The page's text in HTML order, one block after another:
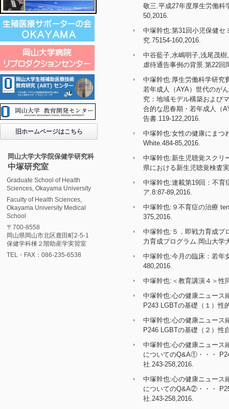
敬三.平成27年度厚生労働科
50,2016.
中塚幹也:第31回小児保健セ
究.75154-160,2016.
中谷藍子,水嶋明子,浅尾茂
虐待通告事例の背景.第22回
中塚幹也:厚生労働科学研究
若年成人（AYA）世代のが
究：地域モデル構築および
合的な思春期・若年成人（
告書.119-122,2016.
中塚幹也:女性の健康にま
White.484-85,2016.
中塚幹也:新生児聴覚スクリ
県における新生児聴覚検査
中塚幹也:連載第19回：不育
ア.8:87-89,2016.
中塚幹也:９不育症の治療
375,2016.
中塚幹也:５．即戦力育成プ
力育成プログラム.岡山大学
中塚幹也:今月の臨床：若年
480,2016.
中塚幹也:＜教育講演４＞性
中塚幹也:心の健康ニュース
P243 LGBTの基礎（１）性
中塚幹也:心の健康ニュース
P246 LGBTの基礎（２）性
中塚幹也:心の健康ニュース
についてのQ&A①・・・
社.243-258,2016.
中塚幹也:心の健康ニュース
についてのQ&A②・・・
社.243-258,2016.
旧ホームページはこちら
岡山大学大学院保健学研究科
中塚研究室
Graduate School of Health
Sciences, Okayama University
Faculty of Health Sciences,
Okayama University Medical
School
〒700-8558
岡山県岡山市北区鹿田町2-5-1
保健学科棟２階助産学実習室
TEL・FAX：086-235-6538